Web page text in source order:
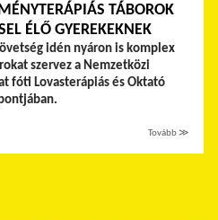
TÁBOROK
ÉLŐ GYEREKEKNEK
idén nyáron is komplex
szervez a Nemzetközi
fóti Lovasterápiás és Oktató
Tovább ≫